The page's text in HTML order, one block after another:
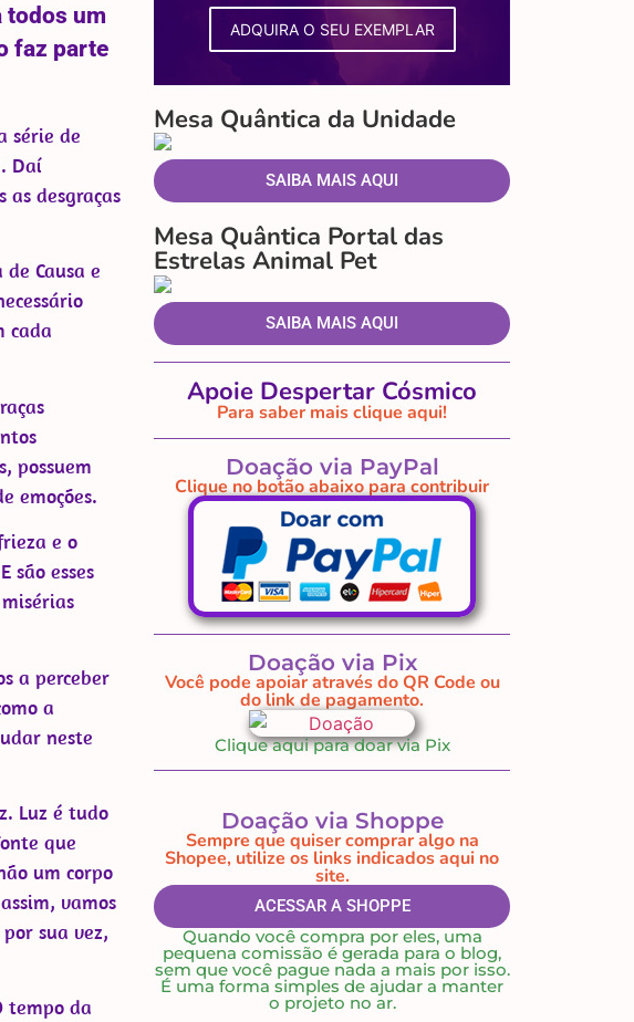
todos um
faz parte
série de
Daí
as desgraças
Causa e
cada
possuem
emoções.
e o
são esses
a perceber
a
neste
Luz é tudo
que
um corpo
vamos
sua vez,
tempo da
ADQUIRA O SEU EXEMPLAR
Mesa Quântica da Unidade
SAIBA MAIS AQUI
Mesa Quântica Portal das
Estrelas Animal Pet
SAIBA MAIS AQUI
Apoie Despertar Cósmico
Para saber mais clique aqui!
Doação via PayPal
Clique no botão abaixo para contribuir
Doação via Pix
Você pode apoiar através do QR Code ou
do link de pagamento.
Clique aqui para doar via Pix
Doação via Shoppe
Sempre que quiser comprar algo na
Shopee, utilize os links indicados aqui no
site.
ACESSAR A SHOPPE
Quando você compra por eles, uma
pequena comissão é gerada para o blog,
sem que você pague nada a mais por isso.
É uma forma simples de ajudar a manter
o projeto no ar.